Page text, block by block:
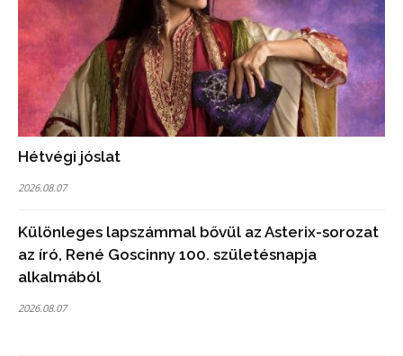
Hétvégi jóslat
2026.08.07
Különleges lapszámmal bővül az Asterix-sorozat
az író, René Goscinny 100. születésnapja
alkalmából
2026.08.07